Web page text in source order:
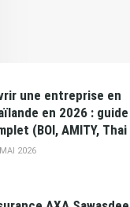
une entreprise en
en 2026 : guide
(BOI, AMITY,
2026